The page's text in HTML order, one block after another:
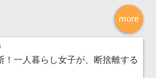
more
！一人暮らし女子が、断捨離する